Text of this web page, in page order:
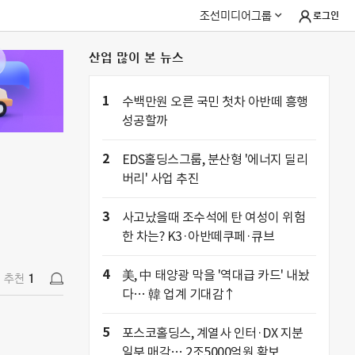
조선미디어그룹 로그인
추천 1
산업 많이 본 뉴스